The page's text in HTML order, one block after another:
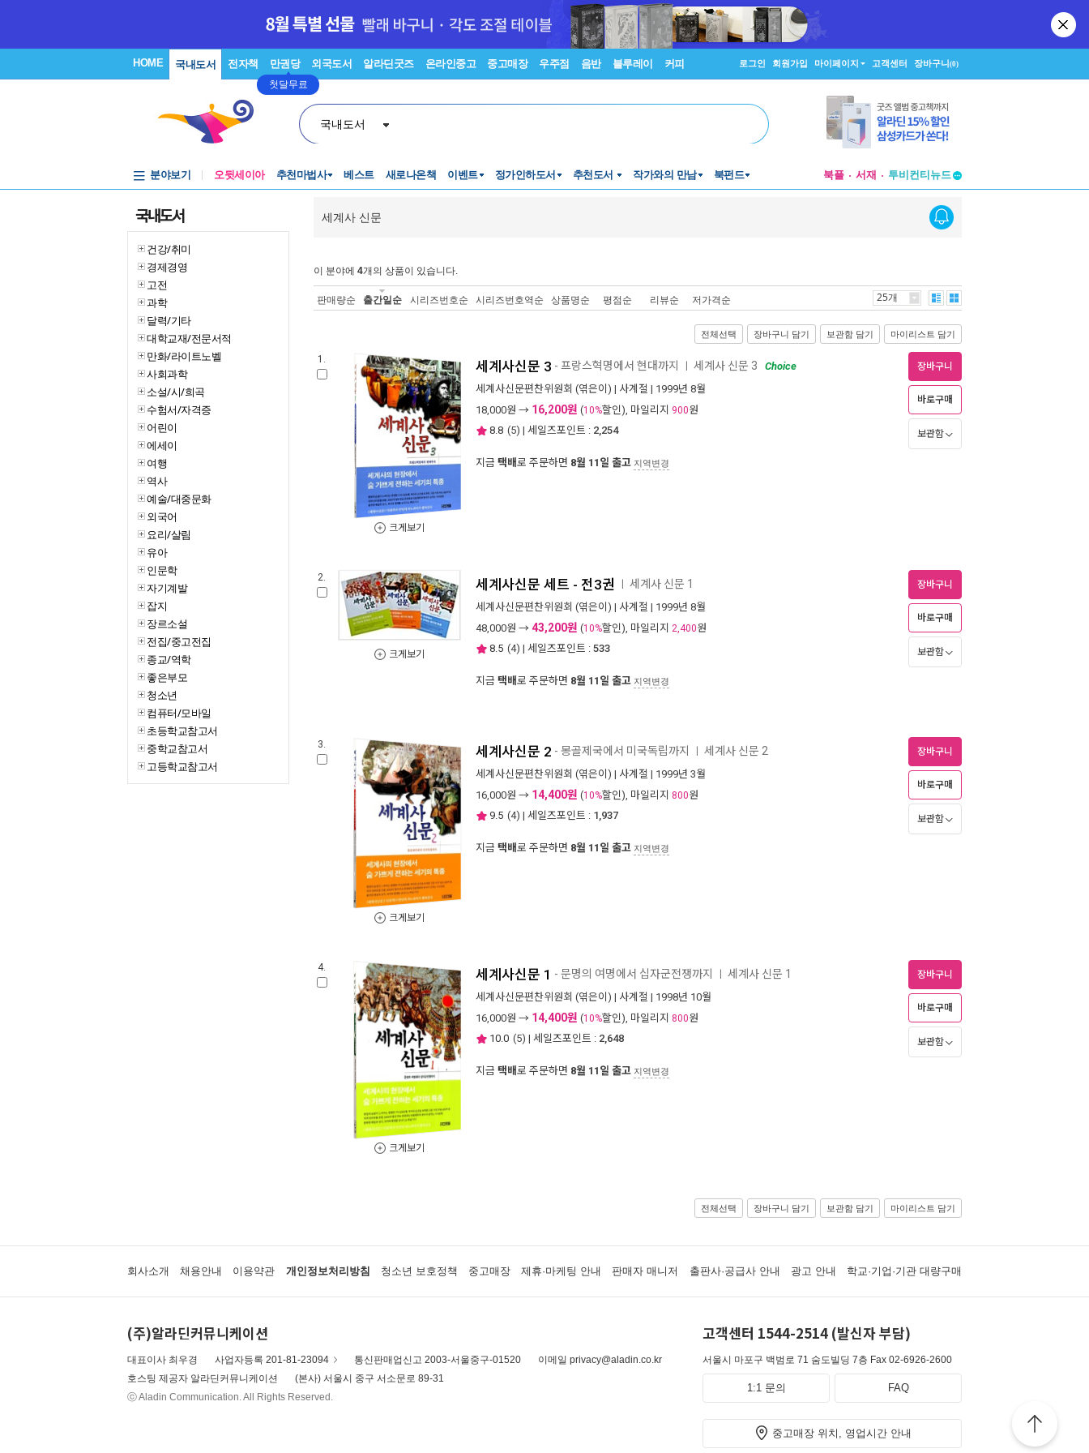
HOME 국내도서 전자책 만권당
첫달무료
외국도서 알라딘굿즈 온라인중고 중고매장 우주점 음반 블루레이 커피 로그인 회원가입 마이페이지 고객센터 장바구니(0)
국내도서
분야보기 오뒷세이아 추천마법사 베스트 새로나온책 이벤트 정가인하도서 추천도서 작가와의 만남 북펀드 북플 서재
투비컨티뉴드
투비컨티뉴드
국내도서
건강/취미
경제경영
고전
과학
달력/기타
대학교재/전문서적
만화/라이트노벨
사회과학
소설/시/희곡
수험서/자격증
어린이
에세이
여행
역사
예술/대중문화
외국어
요리/살림
유아
인문학
자기계발
잡지
장르소설
전집/중고전집
종교/역학
좋은부모
청소년
컴퓨터/모바일
초등학교참고서
중학교참고서
고등학교참고서
세계사 신문
이 분야에 4개의 상품이 있습니다.
판매량순 출간일순 시리즈번호순 시리즈번호역순 상품명순 평점순 리뷰순 저가격순 25개
전체선택 장바구니 담기 보관함 담기 마이리스트 담기
1.
크게보기
세계사신문 3 - 프랑스혁명에서 현대까지 세계사 신문 3
Choice
세계사신문편찬위원회 (엮은이) | 사계절 | 1999년 8월
18,000원 → 16,200원 (10%할인), 마일리지 900원
8.8 (5) | 세일즈포인트 : 2,254
지금 택배로 주문하면 8월 11일 출고 지역변경
장바구니
바로구매
보관함
2.
크게보기
세계사신문 세트 - 전3권 세계사 신문 1
세계사신문편찬위원회 (엮은이) | 사계절 | 1999년 8월
48,000원 → 43,200원 (10%할인), 마일리지 2,400원
8.5 (4) | 세일즈포인트 : 533
지금 택배로 주문하면 8월 11일 출고 지역변경
장바구니
바로구매
보관함
3.
크게보기
세계사신문 2 - 몽골제국에서 미국독립까지 세계사 신문 2
세계사신문편찬위원회 (엮은이) | 사계절 | 1999년 3월
16,000원 → 14,400원 (10%할인), 마일리지 800원
9.5 (4) | 세일즈포인트 : 1,937
지금 택배로 주문하면 8월 11일 출고 지역변경
장바구니
바로구매
보관함
4.
크게보기
세계사신문 1 - 문명의 여명에서 십자군전쟁까지 세계사 신문 1
세계사신문편찬위원회 (엮은이) | 사계절 | 1998년 10월
16,000원 → 14,400원 (10%할인), 마일리지 800원
10.0 (5) | 세일즈포인트 : 2,648
지금 택배로 주문하면 8월 11일 출고 지역변경
장바구니
바로구매
보관함
전체선택 장바구니 담기 보관함 담기 마이리스트 담기
회사소개 채용안내 이용약관 개인정보처리방침 청소년 보호정책 중고매장 제휴·마케팅 안내 판매자 매니저 출판사·공급사 안내 광고 안내 학교·기업·기관 대량구매
(주)알라딘커뮤니케이션
대표이사 최우경 사업자등록 201-81-23094 통신판매업신고 2003-서울중구-01520
이메일 privacy@aladin.co.kr
호스팅 제공자 알라딘커뮤니케이션
(본사) 서울시 중구 서소문로 89-31
ⓒ Aladin Communication. All Rights Reserved.
고객센터 1544-2514 (발신자 부담)
서울시 마포구 백범로 71 숨도빌딩 7층 Fax 02-6926-2600
1:1 문의 FAQ
중고매장 위치, 영업시간 안내